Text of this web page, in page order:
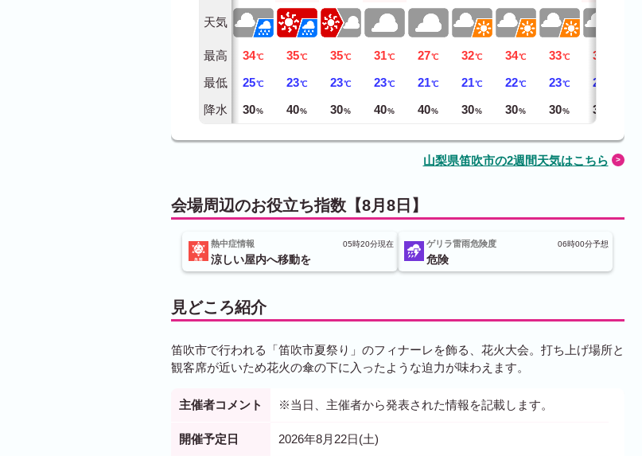
天気
最高
最低
降水
34℃
25℃
30%
35℃
23℃
40%
35℃
23℃
30%
31℃
23℃
40%
27℃
21℃
40%
32℃
21℃
30%
34℃
22℃
30%
33℃
23℃
30%
33
23
30
山梨県笛吹市の2週間天気はこちら
会場周辺のお役立ち指数【8月8日】
熱中症情報 05時20分現在
涼しい屋内へ移動を
ゲリラ雷雨危険度 06時00分予想
危険
見どころ紹介
笛吹市で行われる「笛吹市夏祭り」のフィナーレを飾る、花火大会。打ち上げ場所と
観客席が近いため花火の傘の下に入ったような迫力が味わえます。
主催者コメント ※当日、主催者から発表された情報を記載します。
開催予定日 2026年8月22日(土)